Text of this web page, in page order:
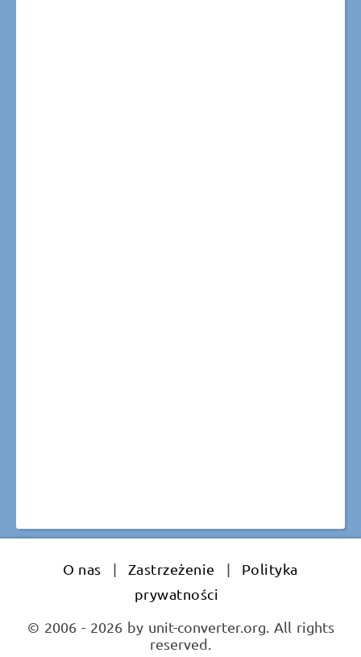
O nas | Zastrzeżenie |
Polityka
prywatności
© 2006 - 2026 by unit-converter.org. All rights
reserved.